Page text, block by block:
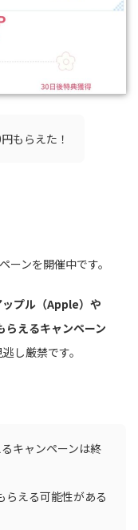
もらえた！
ーンを開催中です。
プル（Apple）や
えるキャンペーン
し厳禁です。
キャンペーンは終
らえる可能性がある